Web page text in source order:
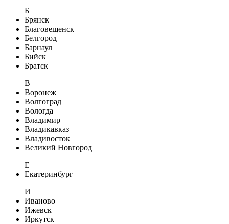
Б
Брянск
Благовещенск
Белгород
Барнаул
Бийск
Братск
В
Воронеж
Волгоград
Вологда
Владимир
Владикавказ
Владивосток
Великий Новгород
Е
Екатеринбург
И
Иваново
Ижевск
Иркутск